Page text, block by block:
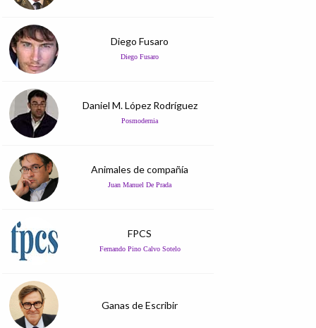
Diego Fusaro
Diego Fusaro
Daniel M. López Rodríguez
Posmodernia
Animales de compañía
Juan Manuel De Prada
FPCS
Fernando Pino Calvo Sotelo
Ganas de Escribir